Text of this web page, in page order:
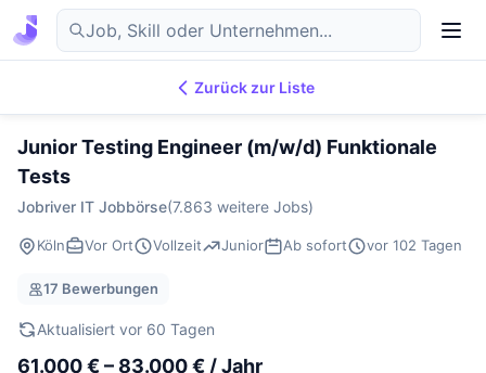
DE
Zurück zur Liste
Junior Testing Engineer (m/w/d) Funktionale
Tests
Jobriver IT Jobbörse(7.863 weitere Jobs)
Köln Vor Ort Vollzeit Junior Ab sofort vor 102 Tagen
17 Bewerbungen
Aktualisiert vor 60 Tagen
61.000 € – 83.000 € / Jahr